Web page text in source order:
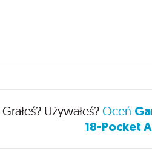
Używałeś? Oceń
18-Pocket